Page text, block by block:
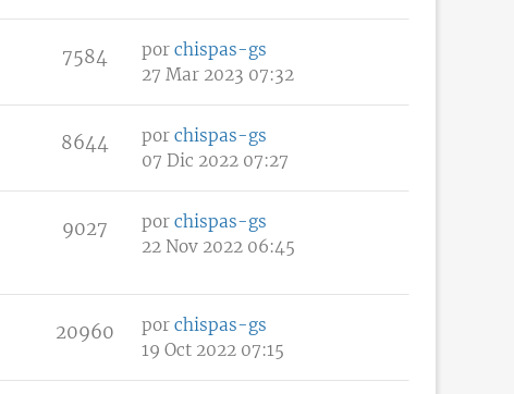
7584 por chispas-gs
27 Mar 2023 07:32
8644 por chispas-gs
07 Dic 2022 07:27
9027 por chispas-gs
22 Nov 2022 06:45
20960 por chispas-gs
19 Oct 2022 07:15